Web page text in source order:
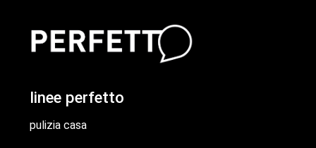
linee perfetto
pulizia casa